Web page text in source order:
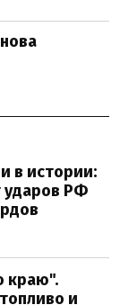
в истории:
ударов РФ
краю".
и